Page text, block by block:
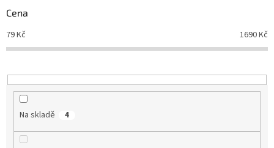
r
o
d
u
t
ů
Cena
79Kč 1690Kč
Na skladě 4